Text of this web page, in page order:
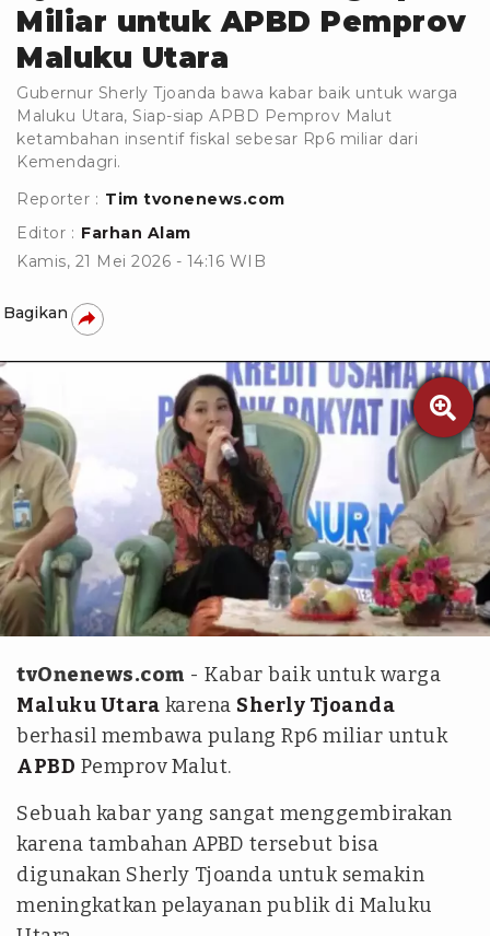
Miliar untuk APBD Pemprov
Maluku Utara
Gubernur Sherly Tjoanda bawa kabar baik untuk warga
Maluku Utara, Siap-siap APBD Pemprov Malut
ketambahan insentif fiskal sebesar Rp6 miliar dari
Kemendagri.
Reporter : Tim tvonenews.com
Editor : Farhan Alam
Kamis, 21 Mei 2026 - 14:16 WIB
Bagikan

Tangkapan layar Youtube Gubsherly
tvOnenews.com - Kabar baik untuk warga
Maluku Utara karena Sherly Tjoanda
berhasil membawa pulang Rp6 miliar untuk
APBD Pemprov Malut.
Sebuah kabar yang sangat menggembirakan
karena tambahan APBD tersebut bisa
digunakan Sherly Tjoanda untuk semakin
meningkatkan pelayanan publik di Maluku